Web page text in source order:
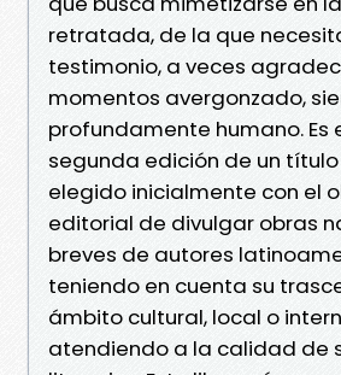
retratada, de la que
testimonio, a veces
momentos avergonzado,
profundamente humano. Es
segunda edición de un
elegido inicialmente con el
editorial de divulgar obras
breves de autores
teniendo en cuenta su
ámbito cultural, local o
atendiendo a la calidad de